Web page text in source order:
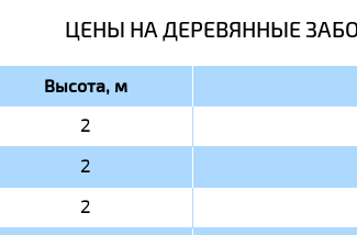
ЦЕНЫ НА ДЕРЕВЯННЫЕ
Высота, м
2
2
2